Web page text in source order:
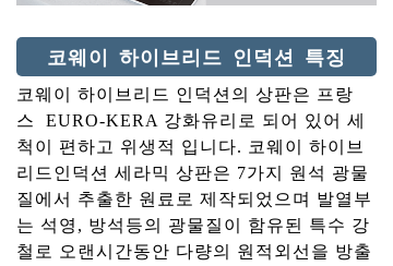
코웨이 하이브리드 인덕션 특징
코웨이 하이브리드 인덕션의 상판은 프랑
스 EURO-KERA 강화유리로 되어 있어 세
척이 편하고 위생적 입니다. 코웨이 하이브
리드인덕션 세라믹 상판은 7가지 원석 광물
질에서 추출한 원료로 제작되었으며 발열부
는 석영, 방석등의 광물질이 함유된 특수 강
철로 오랜시간동안 다량의 원적외선을 방출